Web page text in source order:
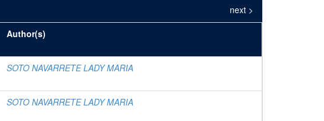
next >
Author(s)
SOTO NAVARRETE LADY MARIA
SOTO NAVARRETE LADY MARIA